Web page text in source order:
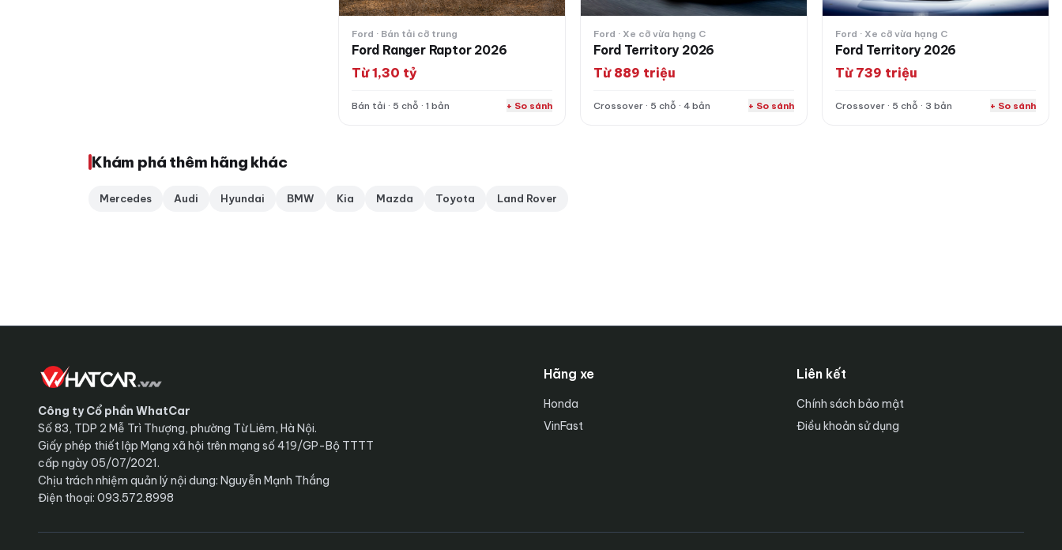
Ford · Bán tải cỡ trung
Ford Ranger Raptor 2026
Từ 1,30 tỷ
Bán tải · 5 chỗ · 1 bản + So sánh
Ford · Xe cỡ vừa hạng C
Ford Territory 2026
Từ 889 triệu
Crossover · 5 chỗ · 4 bản + So sánh
Ford · Xe cỡ vừa hạng C
Ford Territory 2026
Từ 739 triệu
Crossover · 5 chỗ · 3 bản + So sánh
Khám phá thêm hãng khác
Mercedes Audi Hyundai BMW Kia Mazda Toyota Land Rover
Công ty Cổ phần WhatCar
Số 83, TDP 2 Mễ Trì Thượng, phường Từ Liêm, Hà Nội.
Giấy phép thiết lập Mạng xã hội trên mạng số 419/GP-Bộ TTTT
cấp ngày 05/07/2021.
Chịu trách nhiệm quản lý nội dung: Nguyễn Mạnh Thắng
Điện thoại: 093.572.8998
Hãng xe
Honda
VinFast
Liên kết
Chính sách bảo mật
Điều khoản sử dụng